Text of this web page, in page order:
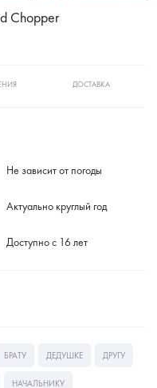
Chopper
ДОСТАВКА
Не зависит от погоды
Актуально круглый год
Доступно с 16 лет
БРАТУ ДЕДУШКЕ ДРУГУ
НАЧАЛЬНИКУ